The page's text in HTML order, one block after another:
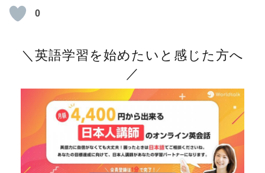
0
＼英語学習を始めたいと感じた方へ
／